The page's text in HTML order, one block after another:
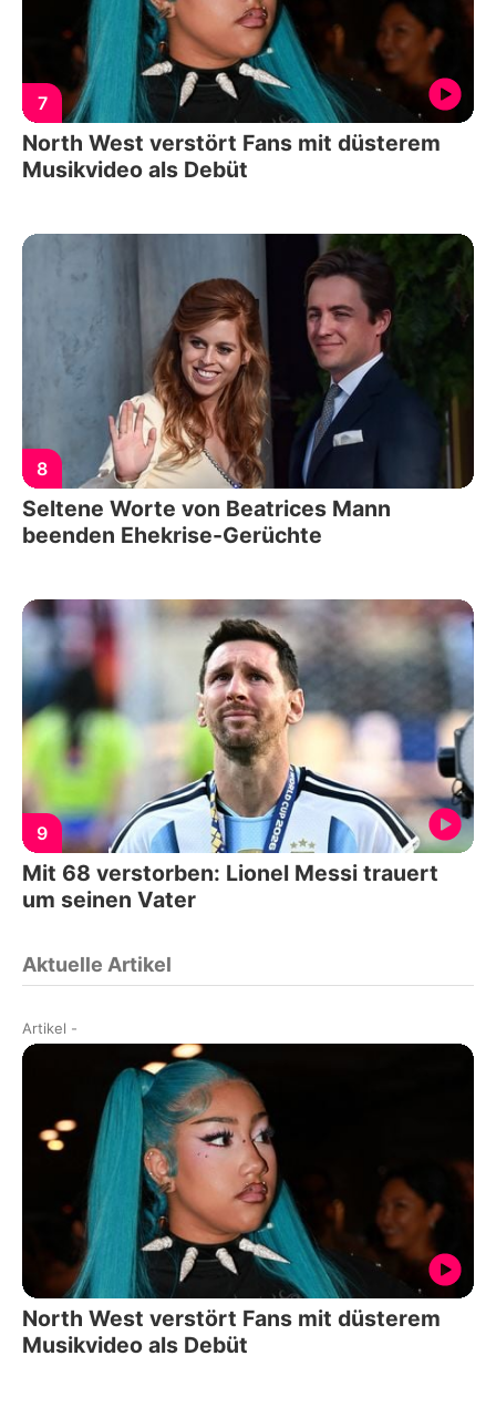
7
North West verstört Fans mit düsterem
Musikvideo als Debüt
8
Seltene Worte von Beatrices Mann
beenden Ehekrise-Gerüchte
9
Mit 68 verstorben: Lionel Messi trauert
um seinen Vater
Aktuelle Artikel
Artikel -
North West verstört Fans mit düsterem
Musikvideo als Debüt